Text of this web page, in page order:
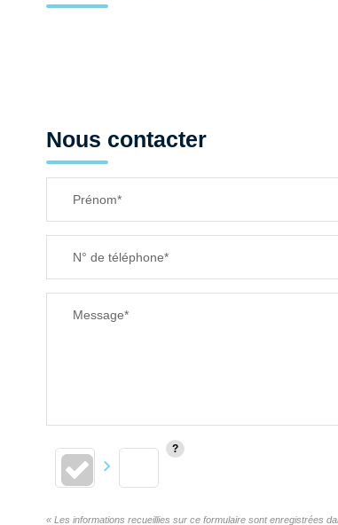
Nous contacter
Prénom*
N° de téléphone*
Message*
« Les informations recueillies sur ce formulaire sont enregistrées